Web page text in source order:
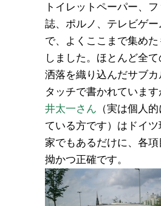
トイレットペーパー、
誌、ポルノ、テレビゲー
で、よくここまで集め
しました。ほとんど全
洒落を織り込んだサブ
タッチで書かれていま
井太一さん （実は個人
ている方です）はドイ
家でもあるだけに、各
拗かつ正確です。